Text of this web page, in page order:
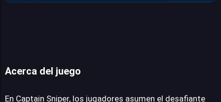
Acerca del juego
En Captain Sniper, los jugadores asumen el desafiante